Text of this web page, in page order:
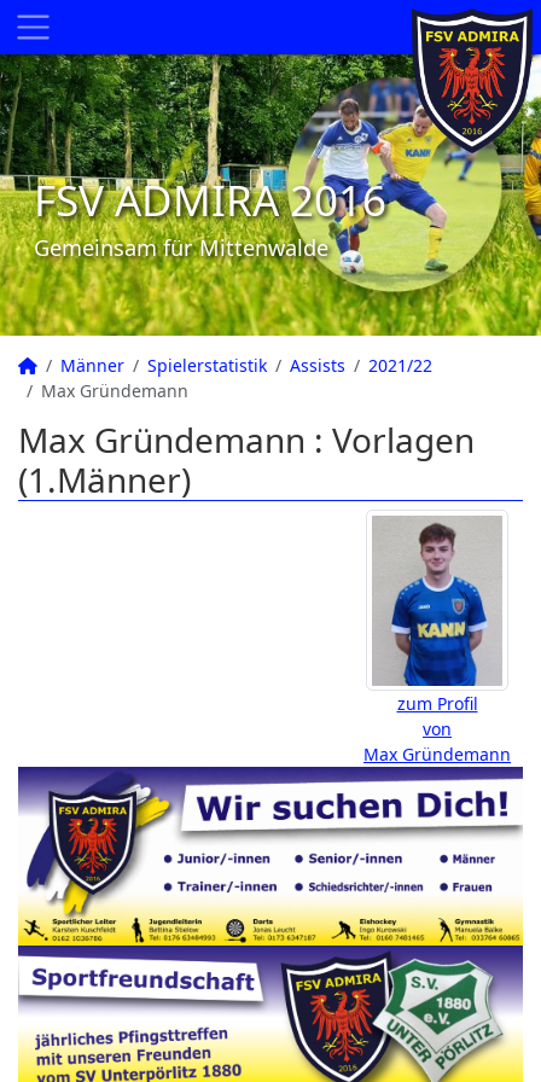
FSV ADMIRA 2016
Gemeinsam für Mittenwalde
Männer Spielerstatistik Assists
2021/22
Max Gründemann
Max Gründemann : Vorlagen
(1.Männer)
zum Profil
von
Max Gründemann